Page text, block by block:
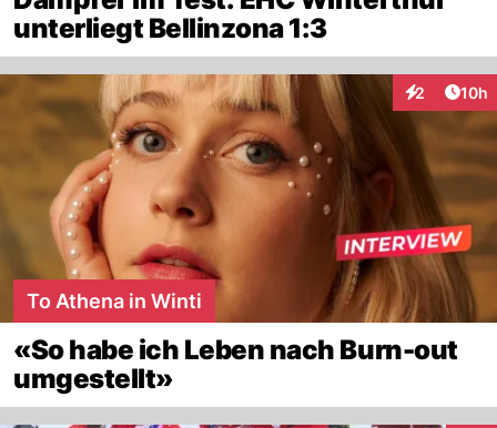
unterliegt Bellinzona 1:3
2
Interaktionen
10h
To Athena in Winti
«So habe ich Leben nach Burn-out
umgestellt»